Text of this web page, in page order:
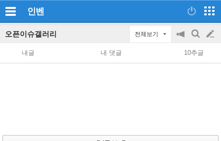
인벤
오픈이슈갤러리 전체보기
공
지
on/off
검
색
글
쓰
내글 내 댓글 10추글